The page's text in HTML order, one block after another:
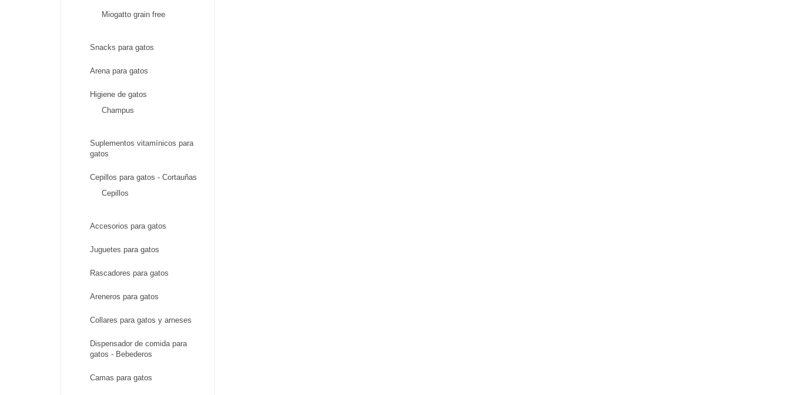
Miogatto grain free
Snacks para gatos
Arena para gatos
Higiene de gatos
Champus
Suplementos vitamínicos para
gatos
Cepillos para gatos - Cortauñas
Cepillos
Accesorios para gatos
Juguetes para gatos
Rascadores para gatos
Areneros para gatos
Collares para gatos y arneses
Dispensador de comida para
gatos - Bebederos
Camas para gatos